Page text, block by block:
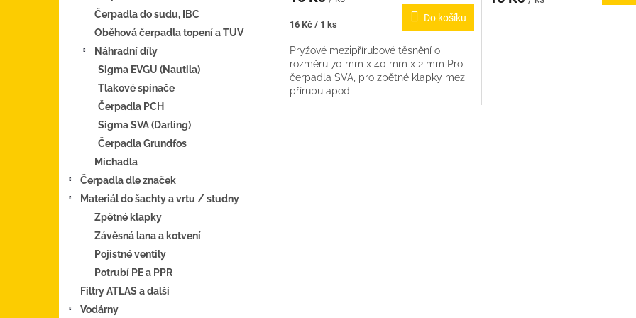
Čerpadla do sudu, IBC
Oběhová čerpadla topení a TUV
Náhradní díly
Sigma EVGU (Nautila)
Tlakové spínače
Čerpadla PCH
Sigma SVA (Darling)
Čerpadla Grundfos
Míchadla
Čerpadla dle značek
Materiál do šachty a vrtu / studny
Zpětné klapky
Závěsná lana a kotvení
Pojistné ventily
Potrubí PE a PPR
Filtry ATLAS a další
Vodárny
Měrná
16 Kč / 1 ks
Do košíku
Pryžové mezipřírubové těsnění o
rozměru 70 mm x 40 mm x 2 mm Pro
čerpadla SVA, pro zpětné klapky mezi
přírubu apod